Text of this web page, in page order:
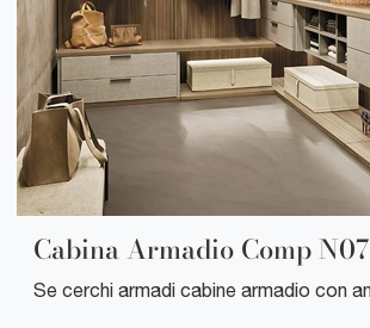
Cabina Armadio Comp N07